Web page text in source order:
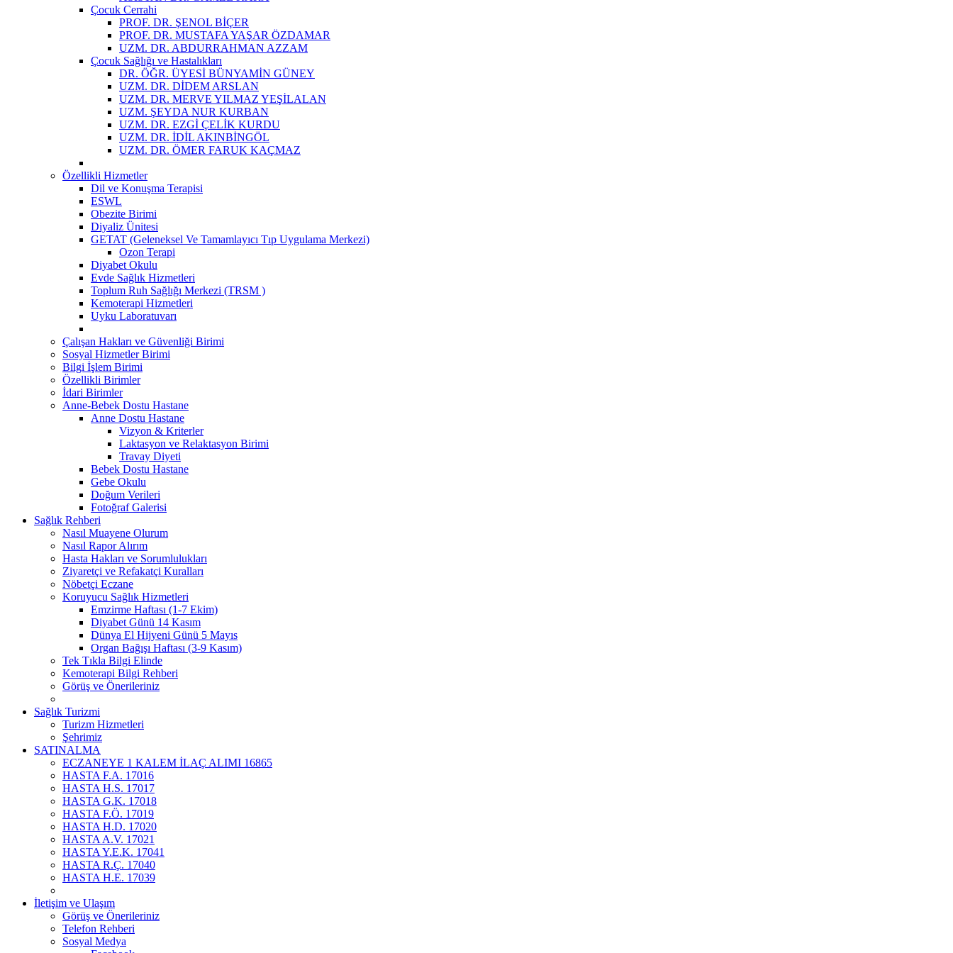
Çocuk Cerrahi
PROF. DR. ŞENOL BİÇER
PROF. DR. MUSTAFA YAŞAR ÖZDAMAR
UZM. DR. ABDURRAHMAN AZZAM
Çocuk Sağlığı ve Hastalıkları
DR. ÖĞR. ÜYESİ BÜNYAMİN GÜNEY
UZM. DR. DİDEM ARSLAN
UZM. DR. MERVE YILMAZ YEŞİLALAN
UZM. ŞEYDA NUR KURBAN
UZM. DR. EZGİ ÇELİK KURDU
UZM. DR. İDİL AKINBİNGÖL
UZM. DR. ÖMER FARUK KAÇMAZ
Özellikli Hizmetler
Dil ve Konuşma Terapisi
ESWL
Obezite Birimi
Diyaliz Ünitesi
GETAT (Geleneksel Ve Tamamlayıcı Tıp Uygulama Merkezi)
Ozon Terapi
Diyabet Okulu
Evde Sağlık Hizmetleri
Toplum Ruh Sağlığı Merkezi (TRSM )
Kemoterapi Hizmetleri
Uyku Laboratuvarı
Çalışan Hakları ve Güvenliği Birimi
Sosyal Hizmetler Birimi
Bilgi İşlem Birimi
Özellikli Birimler
İdari Birimler
Anne-Bebek Dostu Hastane
Anne Dostu Hastane
Vizyon & Kriterler
Laktasyon ve Relaktasyon Birimi
Travay Diyeti
Bebek Dostu Hastane
Gebe Okulu
Doğum Verileri
Fotoğraf Galerisi
Sağlık Rehberi
Nasıl Muayene Olurum
Nasıl Rapor Alırım
Hasta Hakları ve Sorumlulukları
Ziyaretçi ve Refakatçi Kuralları
Nöbetçi Eczane
Koruyucu Sağlık Hizmetleri
Emzirme Haftası (1-7 Ekim)
Diyabet Günü 14 Kasım
Dünya El Hijyeni Günü 5 Mayıs
Organ Bağışı Haftası (3-9 Kasım)
Tek Tıkla Bilgi Elinde
Kemoterapi Bilgi Rehberi
Görüş ve Önerileriniz
Sağlık Turizmi
Turizm Hizmetleri
Şehrimiz
SATINALMA
ECZANEYE 1 KALEM İLAÇ ALIMI 16865
HASTA F.A. 17016
HASTA H.S. 17017
HASTA G.K. 17018
HASTA F.Ö. 17019
HASTA H.D. 17020
HASTA A.V. 17021
HASTA Y.E.K. 17041
HASTA R.Ç. 17040
HASTA H.E. 17039
İletişim ve Ulaşım
Görüş ve Önerileriniz
Telefon Rehberi
Sosyal Medya